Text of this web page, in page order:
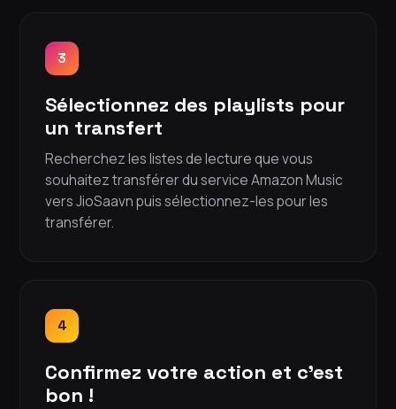
3
Sélectionnez des playlists pour
un transfert
Recherchez les listes de lecture que vous
souhaitez transférer du service Amazon Music
vers JioSaavn puis sélectionnez-les pour les
transférer.
4
Confirmez votre action et c'est
bon !